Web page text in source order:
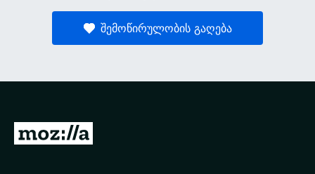
შემოწირულობის გაღება
M